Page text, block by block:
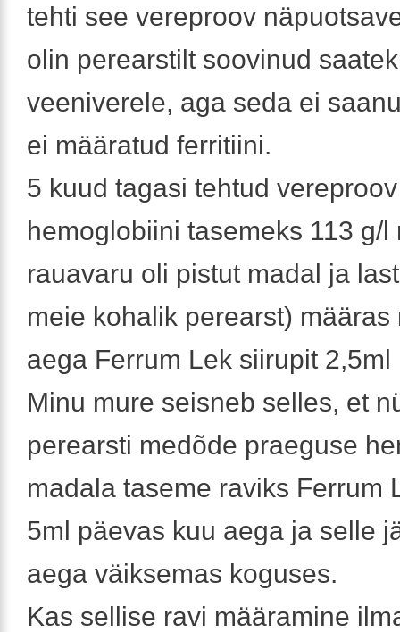
tehti see vereproov
olin perearstilt soovinud
veeniverele, aga seda ei
ei määratud ferritiini.
5 kuud tagasi tehtud
hemoglobiini tasemeks 113 g/l
rauavaru oli pistut madal ja
meie kohalik perearst) määras
aega Ferrum Lek siirupit 2,5ml
Minu mure seisneb selles, et
perearsti medõde praeguse
madala taseme raviks Ferrum
5ml päevas kuu aega ja selle
aega väiksemas koguses.
Kas sellise ravi määramine